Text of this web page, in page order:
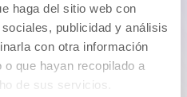
haga del sitio web con
publicidad y análisis
con otra información
que hayan recopilado a
de sus servicios.
amb Streaming Trading,
de forma recurrent o ho
de la teva marca,
encarreguem de portar la
del procés creatiu fins a la